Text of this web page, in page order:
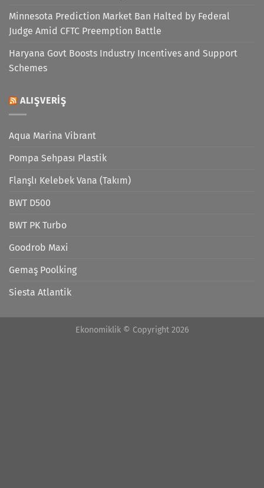
Minnesota Prediction Market Ban Halted by Federal
Judge Amid CFTC Preemption Battle
Haryana Govt Boosts Industry Incentives and Support
Schemes
ALIŞVERIŞ
Aqua Marina Vibrant
Pompa Sehpası Plastik
Flanşlı Kelebek Vana (Takım)
BWT D500
BWT PK Turbo
Goodrob Maxi
Gemaş Poolking
Siesta Atlantik
Ekonomiklik © Copyright 2026